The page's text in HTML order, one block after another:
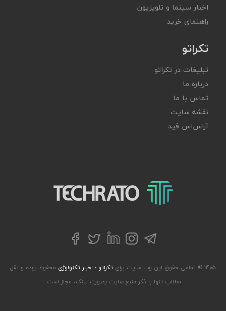
اخبار سینما و تلویزیون
راهنمای خرید
تکراتو
تبلیغات در تکراتو
درباره ما
تماس با ما
نقشه سایت
آر‌اس‌اس فید
تکراتو – زندگی با تکنولوژی
تلگراماینستاگرام
لینکداینتوییترفیسبوک
۱۴۰۵ © تمامی حقوق این وب سایت برای تکراتو - اخبار تکنولوژی محفوظ بوده و نقل
مطالب تنها با ذکر منبع سایت بصورت لینک، مجاز است.